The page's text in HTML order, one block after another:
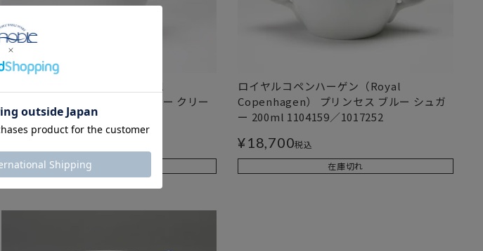
Copenhagen） プリンセス ブルー クリー
マー 170ml 1104394／1017260
在庫切れ
ロイヤルコペンハーゲン（Royal
Copenhagen） プリンセス ブルー シュガ
ー 200ml 1104159／1017252
¥18,700税込
在庫切れ